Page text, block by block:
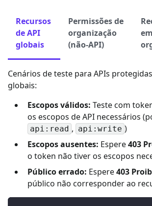
Recursos
de API
globais
Permissões de
organização
(não-API)
Cenários de teste para APIs
globais:
Escopos válidos: Teste com
os escopos de API necessários
api:read , api:write )
Escopos ausentes: Espere403
o token não tiver os escopos
Público errado: Espere403
público não corresponder ao